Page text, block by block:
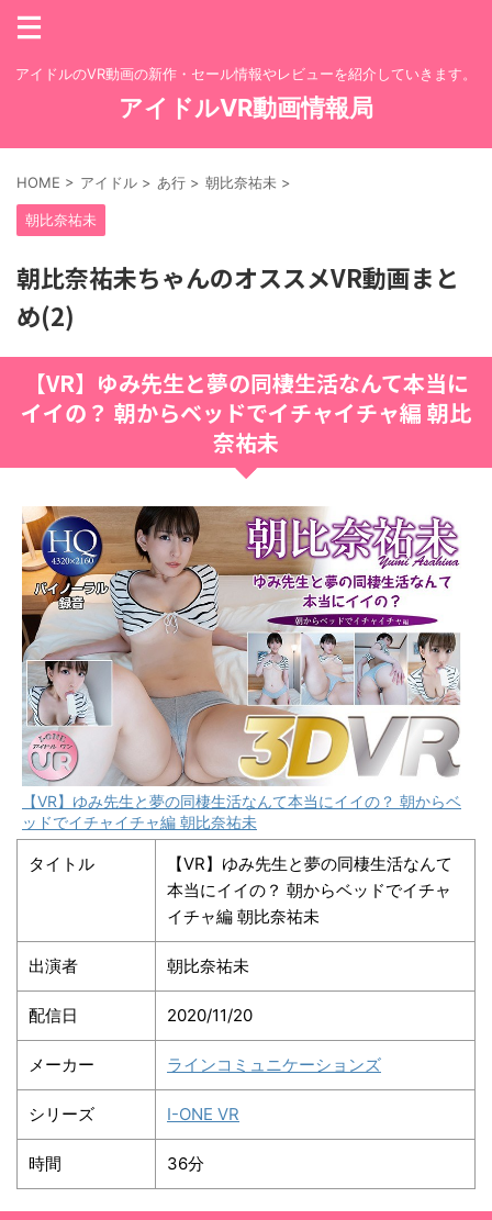
アイドルのVR動画の新作・セール情報やレビューを紹介していきます。
アイドルVR動画情報局
HOME > アイドル > あ行 > 朝比奈祐未 >
朝比奈祐未
朝比奈祐未ちゃんのオススメVR動画まと
め(2)
【VR】ゆみ先生と夢の同棲生活なんて本当に
イイの？ 朝からベッドでイチャイチャ編 朝比
奈祐未
【VR】ゆみ先生と夢の同棲生活なんて本当にイイの？ 朝からベ
ッドでイチャイチャ編 朝比奈祐未
タイトル
【VR】ゆみ先生と夢の同棲生活なんて
本当にイイの？ 朝からベッドでイチャ
イチャ編 朝比奈祐未
出演者 朝比奈祐未
配信日 2020/11/20
メーカー ラインコミュニケーションズ
シリーズ I-ONE VR
時間 36分